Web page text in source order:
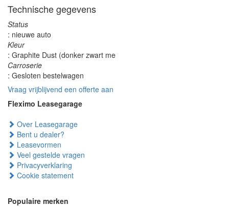
Technische gegevens
Status
: nieuwe auto
Kleur
: Graphite Dust (donker zwart me
Carroserie
: Gesloten bestelwagen
Vraag vrijblijvend een offerte aan
Fleximo Leasegarage
Over Leasegarage
Bent u dealer?
Leasevormen
Veel gestelde vragen
Privacyverklaring
Cookie statement
Populaire merken